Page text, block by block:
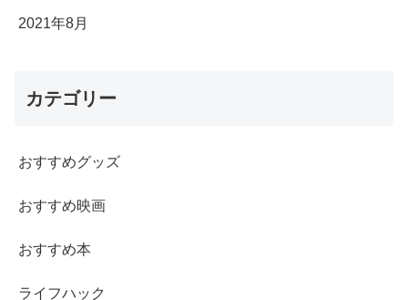
2021年8月
カテゴリー
おすすめグッズ
おすすめ映画
おすすめ本
ライフハック